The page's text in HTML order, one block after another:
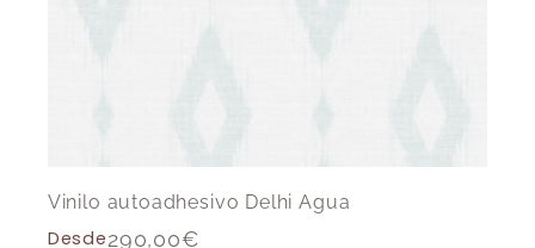
Vinilo autoadhesivo Delhi Agua
Desde290,00€